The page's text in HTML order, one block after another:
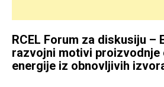
RCEL Forum za diskusiju –
razvojni motivi proizvodnje
energije iz obnovljivih